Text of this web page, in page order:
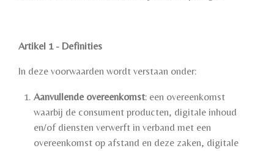
Artikel 1 - Definities
In deze voorwaarden wordt verstaan onder:
Aanvullende overeenkomst: een overeenkomst
waarbij de consument producten, digitale inhoud
en/of diensten verwerft in verband met een
overeenkomst op afstand en deze zaken, digitale